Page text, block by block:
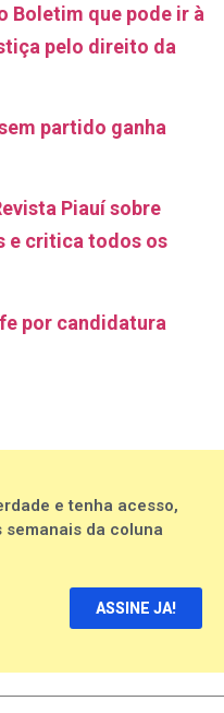
Boletim que pode ir à
pelo direito da
partido ganha
Piauí sobre
e critica todos os
por candidatura
e tenha acesso,
da coluna
ASSINE JA!